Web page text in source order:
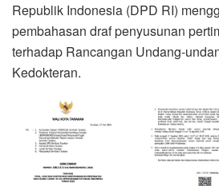
Republik Indonesia (DPD RI)
pembahasan draf penyusunan
terhadap Rancangan Undang-
Kedokteran.